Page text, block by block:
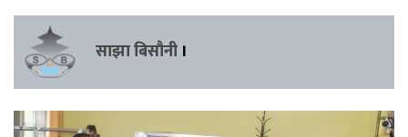
साझा बिसौनी ।